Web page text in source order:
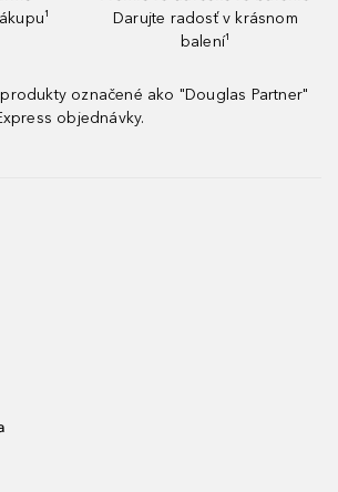
Darujte radosť v krásnom
balení¹
označené ako "Douglas Partner"
objednávky.